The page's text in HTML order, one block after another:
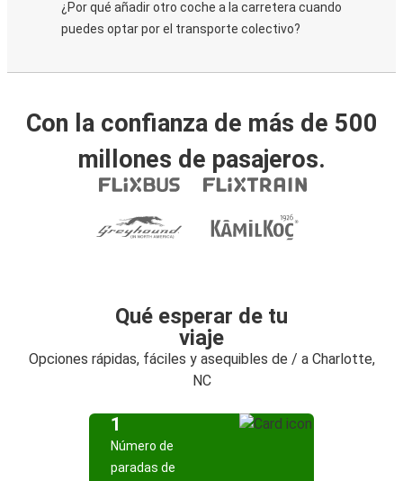
¿Por qué añadir otro coche a la carretera cuando
puedes optar por el transporte colectivo?
Con la confianza de más de 500
millones de pasajeros.
Qué esperar de tu
viaje
Opciones rápidas, fáciles y asequibles de / a Charlotte,
NC
1
Número de
paradas de